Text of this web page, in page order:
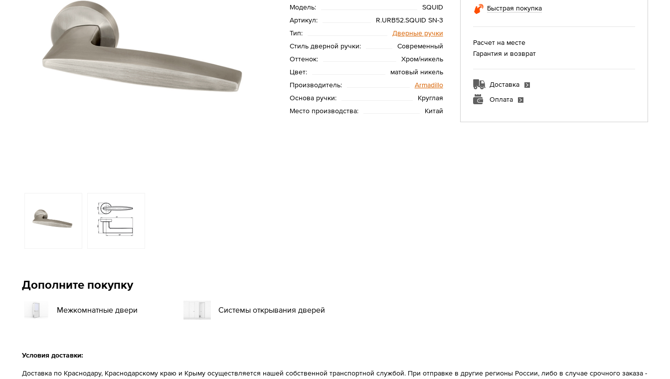
Модель:
SQUID
Артикул:
R.URB52.SQUID SN-3
Тип:
Дверные ручки
Стиль дверной ручки:
Современный
Оттенок:
Хром/никель
Цвет:
матовый никель
Производитель:
Armadillo
Основа ручки:
Круглая
Место производства:
Китай
Быстрая покупка
Расчет на месте
Гарантия и возврат
Доставка
Оплата
Дополните покупку
Межкомнатные двери Системы открывания дверей
Условия доставки:
Доставка по Краснодару, Краснодарскому краю и Крыму осуществляется нашей собственной транспортной службой. При отправке в другие регионы России, либо в случае срочного заказа -